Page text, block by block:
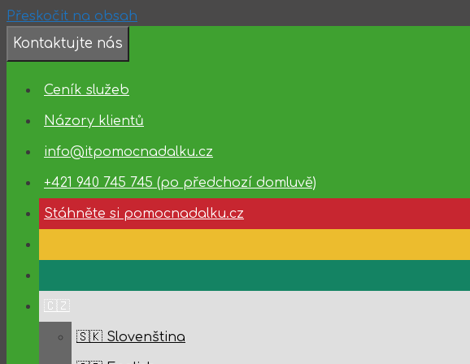
Přeskočit na obsah
❗️Dostupnost
podpory
14.08.2026
Kontaktujte nás
Ceník služeb
Názory klientů
info@itpomocnadalku.cz
+421 940 745 745 (po předchozí domluvě)
Stáhněte si pomocnadalku.cz
🇨🇿
🇸🇰 Slovenština